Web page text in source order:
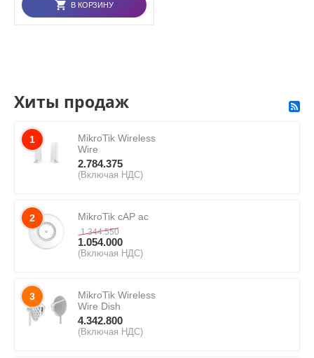
В КОРЗИНУ
Хиты продаж
1
MikroTik Wireless
Wire
2.784.375
(Включая НДС)
2 MikroTik cAP ac
1.344.550
1.054.000
(Включая НДС)
3
MikroTik Wireless
Wire Dish
4.342.800
(Включая НДС)